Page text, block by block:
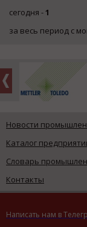
сегодня -1
за весь период с
Новости
Каталог
Словарь
Контакты
Написать нам в